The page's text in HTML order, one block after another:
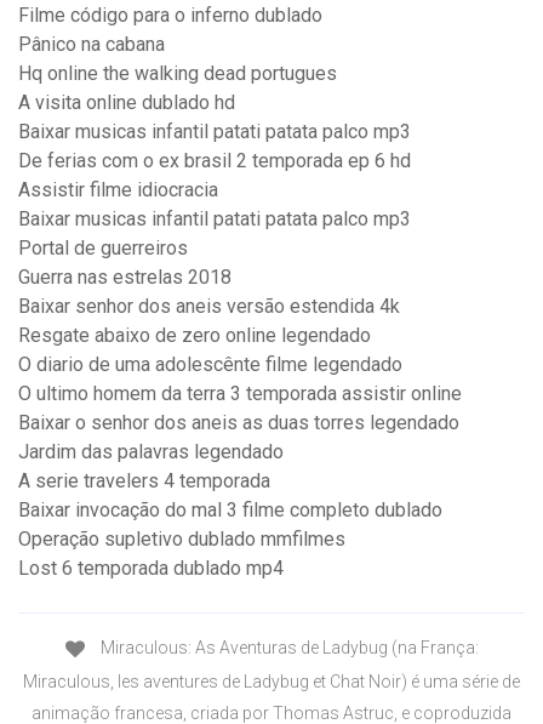
Filme código para o inferno dublado
Pânico na cabana
Hq online the walking dead portugues
A visita online dublado hd
Baixar musicas infantil patati patata palco mp3
De ferias com o ex brasil 2 temporada ep 6 hd
Assistir filme idiocracia
Baixar musicas infantil patati patata palco mp3
Portal de guerreiros
Guerra nas estrelas 2018
Baixar senhor dos aneis versão estendida 4k
Resgate abaixo de zero online legendado
O diario de uma adolescênte filme legendado
O ultimo homem da terra 3 temporada assistir online
Baixar o senhor dos aneis as duas torres legendado
Jardim das palavras legendado
A serie travelers 4 temporada
Baixar invocação do mal 3 filme completo dublado
Operação supletivo dublado mmfilmes
Lost 6 temporada dublado mp4
Miraculous: As Aventuras de Ladybug (na França:
Miraculous, les aventures de Ladybug et Chat Noir) é uma série de
animação francesa, criada por Thomas Astruc, e coproduzida